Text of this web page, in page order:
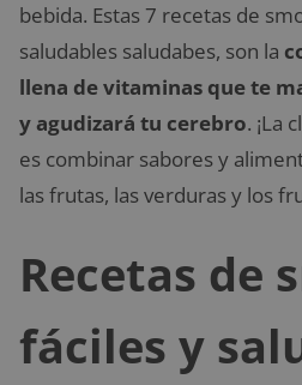
bebida. Estas 7 recetas de
saludables saludabes, son la
llena de vitaminas que te
y agudizará tu cerebro. ¡La
es combinar sabores y
las frutas, las verduras y los
Recetas de
fáciles y